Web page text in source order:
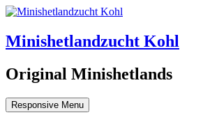
Minishetlandzucht Kohl
Original Minishetlands
Responsive Menu